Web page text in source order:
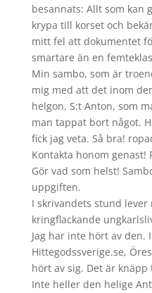
besannats: Allt som kan
krypa till korset och
mitt fel att dokumentet
smartare än en
Min sambo, som är
mig med att det inom
helgon, S:t Anton, som
man tappat bort något.
fick jag veta. Så bra!
Kontakta honom genast!
Gör vad som helst!
uppgiften.
I skrivandets stund lever
kringflackande
Jag har inte hört av den.
Hittegodssverige.se,
hört av sig. Det är knäpp
Inte heller den helige